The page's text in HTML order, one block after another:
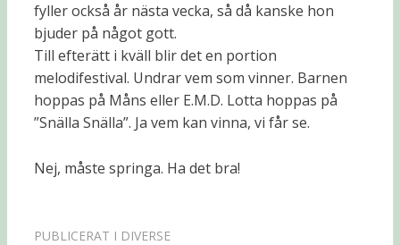
fyller också år nästa vecka, så då kanske hon
bjuder på något gott.
Till efterätt i kväll blir det en portion
melodifestival. Undrar vem som vinner. Barnen
hoppas på Måns eller E.M.D. Lotta hoppas på
”Snälla Snälla”. Ja vem kan vinna, vi får se.
Nej, måste springa. Ha det bra!
PUBLICERAT I DIVERSE